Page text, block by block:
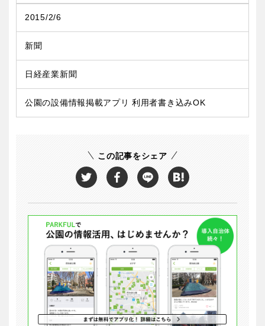
2015/2/6
新聞
日経産業新聞
公園の設備情報掲載アプリ 利用者書き込みOK
この記事をシェア